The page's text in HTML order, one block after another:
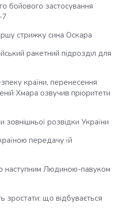
бойового застосування
7
стрижку сина Оскара
ракетний підрозділ для
країни, перенесення
Хмара озвучив пріоритети
розвідки України
передачу їй
Людиною-павуком
що відбувається